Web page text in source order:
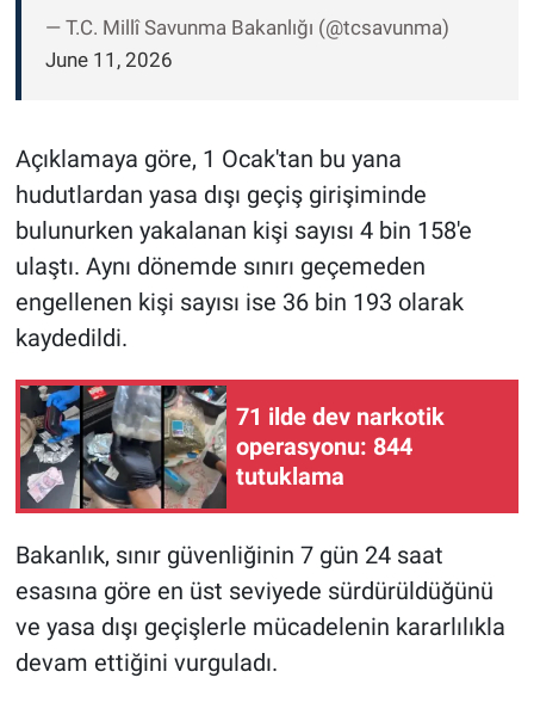
— T.C. Millî Savunma Bakanlığı (@tcsavunma)
June 11, 2026
Açıklamaya göre, 1 Ocak'tan bu yana
hudutlardan yasa dışı geçiş girişiminde
bulunurken yakalanan kişi sayısı 4 bin 158'e
ulaştı. Aynı dönemde sınırı geçemeden
engellenen kişi sayısı ise 36 bin 193 olarak
kaydedildi.
71 ilde dev narkotik
operasyonu: 844
tutuklama
Bakanlık, sınır güvenliğinin 7 gün 24 saat
esasına göre en üst seviyede sürdürüldüğünü
ve yasa dışı geçişlerle mücadelenin kararlılıkla
devam ettiğini vurguladı.